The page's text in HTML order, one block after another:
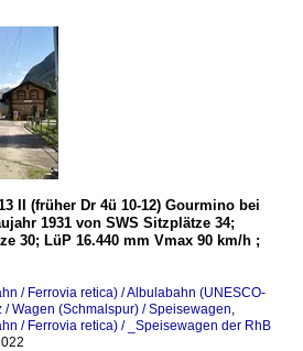
II (früher Dr 4ü 10-12) Gourmino bei
1931 von SWS Sitzplätze 34;
30; LüP 16.440 mm Vmax 90 km/h ;
/ Ferrovia retica) / Albulabahn (UNESCO-
/ Wagen (Schmalspur) / Speisewagen,
/ Ferrovia retica) / _Speisewagen der RhB